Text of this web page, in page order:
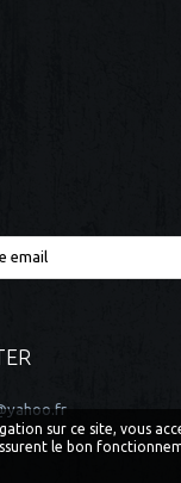
sur ce site, vous
le bon